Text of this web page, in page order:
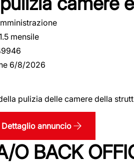
mensile
6/8/2026
pulizia delle camere della
Dettaglio annuncio
O BACK